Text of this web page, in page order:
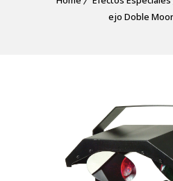
ejo Doble